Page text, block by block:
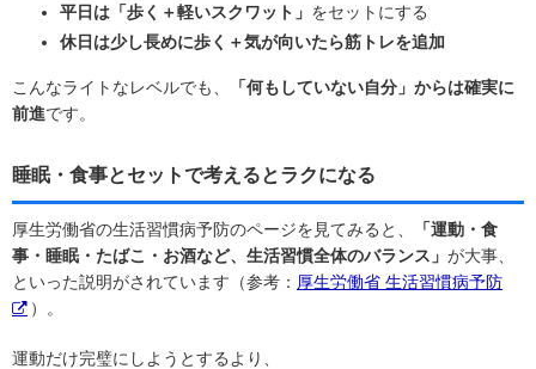
平日は「歩く＋軽いスクワット」 をセットにする
休日は少し長めに歩く＋気が向いたら筋トレを追加
こんなライトなレベルでも、
「何もしていない自分」からは確実に
前進です。
睡眠・食事とセットで考えるとラクになる
厚生労働省の生活習慣病予防のページを見てみると、
「運動・食
事・睡眠・たばこ・お酒など、生活習慣全体のバランス」 が大事、
といった説明がされています（参考： 厚生労働省 生活習慣病予防
）。
運動だけ完璧にしようとするより、